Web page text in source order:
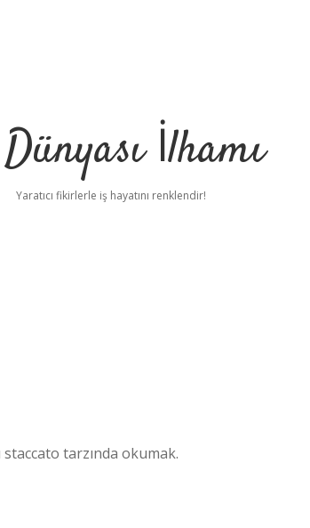
İlhamı
Yaratıcı fikirlerle iş hayatını renklendir!
tarzında okumak.